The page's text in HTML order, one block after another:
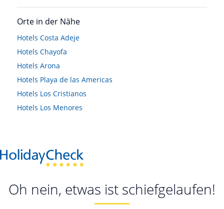
Orte in der Nähe
Hotels Costa Adeje
Hotels Chayofa
Hotels Arona
Hotels Playa de las Americas
Hotels Los Cristianos
Hotels Los Menores
Oh nein, etwas ist schiefgelaufen!